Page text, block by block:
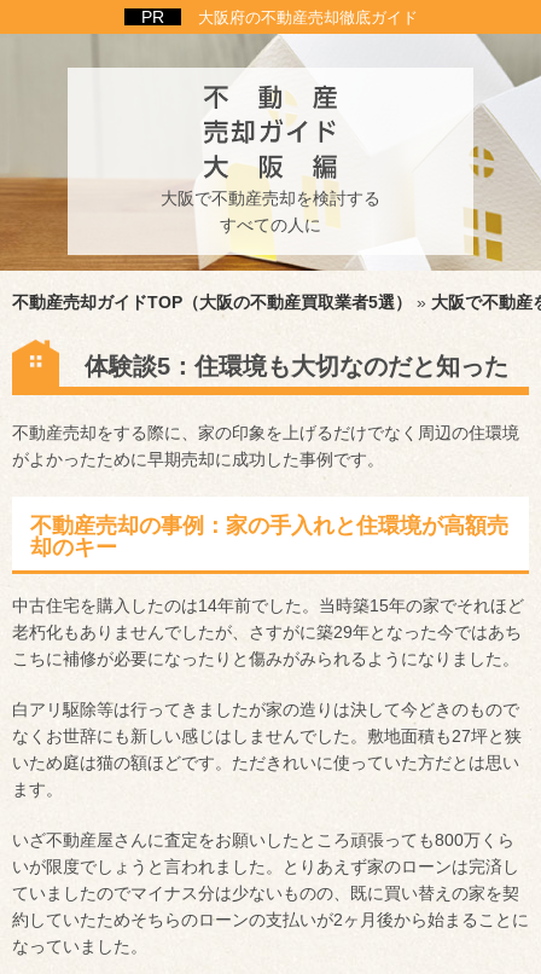
大阪府の不動産売却徹底ガイド
大阪で不動産売却を検討する
すべての人に
不動産売却ガイドTOP（大阪の不動産買取業者5選） » 大阪で不動産
体験談5：住環境も大切なのだと知った
不動産売却をする際に、家の印象を上げるだけでなく周辺の住環境
がよかったために早期売却に成功した事例です。
不動産売却の事例：家の手入れと住環境が高額売
却のキー
中古住宅を購入したのは14年前でした。当時築15年の家でそれほど
老朽化もありませんでしたが、さすがに築29年となった今ではあち
こちに補修が必要になったりと傷みがみられるようになりました。
白アリ駆除等は行ってきましたが家の造りは決して今どきのもので
なくお世辞にも新しい感じはしませんでした。敷地面積も27坪と狭
いため庭は猫の額ほどです。ただきれいに使っていた方だとは思い
ます。
いざ不動産屋さんに査定をお願いしたところ頑張っても800万くら
いが限度でしょうと言われました。とりあえず家のローンは完済し
ていましたのでマイナス分は少ないものの、既に買い替えの家を契
約していたためそちらのローンの支払いが2ヶ月後から始まることに
なっていました。